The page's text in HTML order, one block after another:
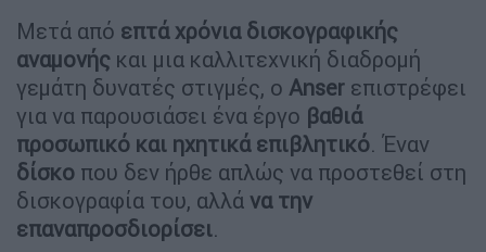
Μετά από επτά χρόνια δισκογραφικής
αναμονής και μια καλλιτεχνική διαδρομή
γεμάτη δυνατές στιγμές, ο Anser επιστρέφει
για να παρουσιάσει ένα έργο βαθιά
προσωπικό και ηχητικά επιβλητικό. Έναν
δίσκο που δεν ήρθε απλώς να προστεθεί στη
δισκογραφία του, αλλά να την
επαναπροσδιορίσει.